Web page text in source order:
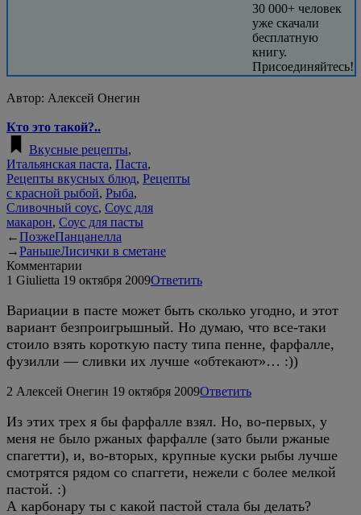
30 000+ человек
уже скачали
бесплатную
книгу.
Присоединяйтесь!
Автор: Алексей Онегин
Кто это такой?..
Вкусные рецепты,
Итальянская паста, Паста,
Рецепты вкусных блюд, Рецепты
с красной рыбой, Рыба,
Сливочный соус, Соус для
макарон, Соус для пасты
←ПозжеПанцанелла
→РаньшеЛисички в сметане
Комментарии
1 Giulietta 19 октября 2009Ответить
Вариации в пасте может быть сколько угодно, и этот
вариант безпроигрышный. Но думаю, что все-таки
стоило взять короткую пасту типа пенне, фарфалле,
фузилли — сливки их лучше «обтекают»… :))
2 Алексей Онегин 19 октября 2009Ответить
Из этих трех я бы фарфалле взял. Но, во-первых, у
меня не было ржаных фарфалле (зато были ржаные
спагетти), и, во-вторых, крупные куски рыбы лучше
смотрятся рядом со спаггети, нежели с более мелкой
пастой. :)
А карбонару ты с какой пастой стала бы делать?